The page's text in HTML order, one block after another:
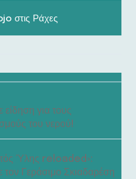
στις Ράχες
είδηση για τους
του νερού!
Ύλης reloaded»:
τον Γεράσιμο Σκιαδαρέση